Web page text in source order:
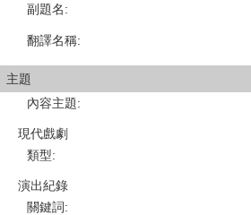
副題名:
翻譯名稱:
主題
內容主題:
現代戲劇
類型:
演出紀錄
關鍵詞: